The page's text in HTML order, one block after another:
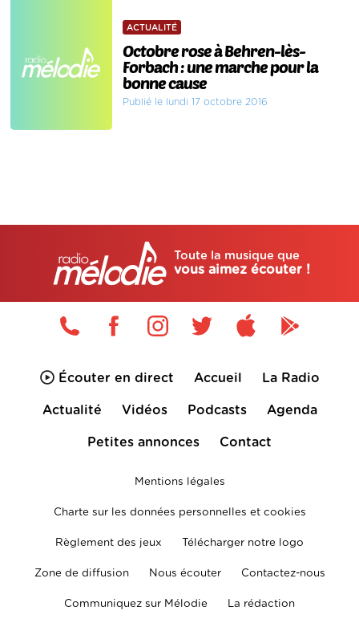
ACTUALITÉ
Octobre rose à Behren-lès-
Forbach : une marche pour la
bonne cause
Publié le lundi 17 octobre 2016
Toute la musique que
vous aimez écouter !
Écouter en direct Accueil La Radio
Actualité Vidéos Podcasts Agenda
Petites annonces Contact
Mentions légales
Charte sur les données personnelles et cookies
Règlement des jeux Télécharger notre logo
Zone de diffusion Nous écouter Contactez-nous
Communiquez sur Mélodie La rédaction